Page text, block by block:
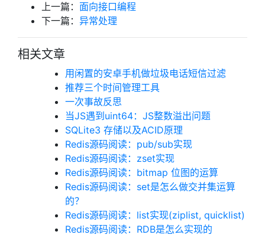
上一篇： 面向接口编程
下一篇： 异常处理
相关文章
用闲置的安卓手机做垃圾电话短信过滤
推荐三个时间管理工具
一次事故反思
当JS遇到uint64：JS整数溢出问题
SQLite3 存储以及ACID原理
Redis源码阅读：pub/sub实现
Redis源码阅读：zset实现
Redis源码阅读：bitmap 位图的运算
Redis源码阅读：set是怎么做交并集运算
的？
Redis源码阅读：list实现(ziplist, quicklist)
Redis源码阅读：RDB是怎么实现的